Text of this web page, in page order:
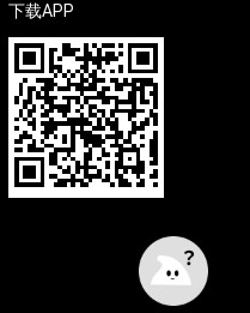
下载APP